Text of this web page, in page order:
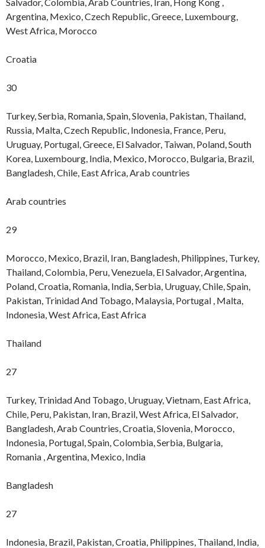
Argentina, Mexico, Czech Republic, Greece, Luxembourg,
West Africa, Morocco
Croatia
30
Turkey, Serbia, Romania, Spain, Slovenia, Pakistan, Thailand,
Russia, Malta, Czech Republic, Indonesia, France, Peru,
Uruguay, Portugal, Greece, El Salvador, Taiwan, Poland, South
Korea, Luxembourg, India, Mexico, Morocco, Bulgaria, Brazil,
Bangladesh, Chile, East Africa, Arab countries
Arab countries
29
Morocco, Mexico, Brazil, Iran, Bangladesh, Philippines, Turkey,
Thailand, Colombia, Peru, Venezuela, El Salvador, Argentina,
Poland, Croatia, Romania, India, Serbia, Uruguay, Chile, Spain,
Pakistan, Trinidad And Tobago, Malaysia, Portugal , Malta,
Indonesia, West Africa, East Africa
Thailand
27
Turkey, Trinidad And Tobago, Uruguay, Vietnam, East Africa,
Chile, Peru, Pakistan, Iran, Brazil, West Africa, El Salvador,
Bangladesh, Arab Countries, Croatia, Slovenia, Morocco,
Indonesia, Portugal, Spain, Colombia, Serbia, Bulgaria,
Romania , Argentina, Mexico, India
Bangladesh
27
Indonesia, Brazil, Pakistan, Croatia, Philippines, Thailand, India,